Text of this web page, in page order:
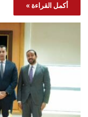
أكمل القراءة »